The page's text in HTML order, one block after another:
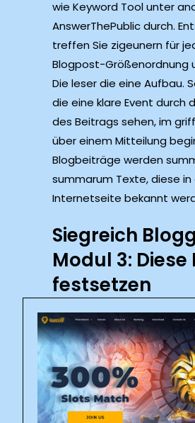
wie Keyword Tool unter
AnswerThePublic durch.
treffen Sie zigeunern für
Blogpost-Größenordnung
Die leser die eine Aufbau.
die eine klare Event durch
des Beitrags sehen, im
über einem Mitteilung
Blogbeiträge werden
summarum Texte, diese
Internetseite bekannt
Siegreich
Modul 3: Diese
festsetzen